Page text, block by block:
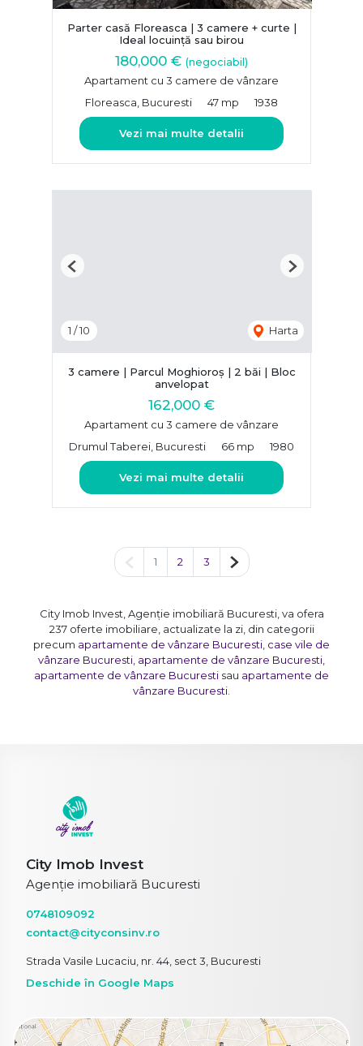
Parter casă Floreasca | 3 camere + curte |
Ideal locuință sau birou
180,000 € (negociabil)
Apartament cu 3 camere de vânzare
Floreasca, Bucuresti
47 mp 1938
Vezi mai multe detalii
1 /10 Harta
Previous Next
3 camere | Parcul Moghioroș | 2 băi | Bloc
anvelopat
162,000 €
Apartament cu 3 camere de vânzare
Drumul Taberei, Bucuresti
66 mp 1980
Vezi mai multe detalii
Pagina anterioară
1 2 3 Pagina următoare
City Imob Invest, Agenție imobiliară Bucuresti, va ofera
237 oferte imobiliare, actualizate la zi, din categorii
precum apartamente de vânzare Bucuresti case vile de
vânzare Bucuresti apartamente de vânzare Bucuresti
apartamente de vânzare Bucuresti sau apartamente de
vânzare Bucuresti
City Imob Invest
Agenție imobiliară Bucuresti
0748109092
contact@cityconsinv.ro
Strada Vasile Lucaciu, nr. 44, sect 3, Bucuresti
Deschide în Google Maps